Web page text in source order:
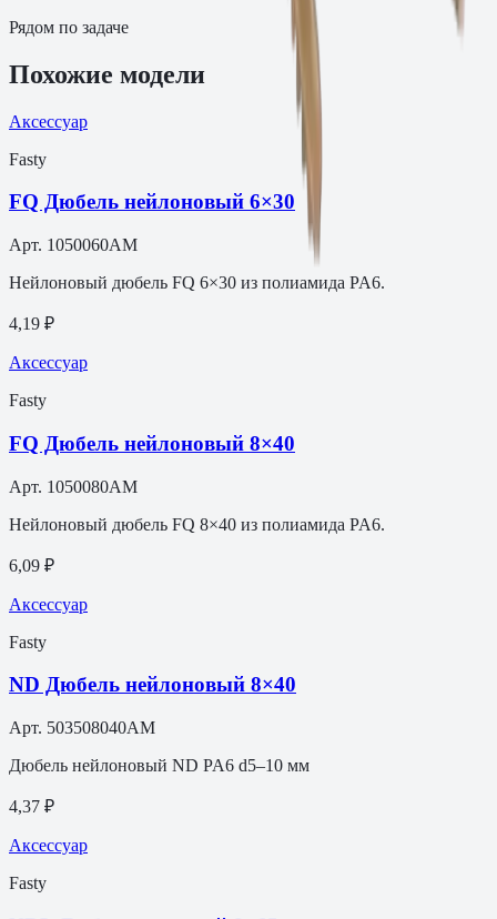
Рядом по задаче
Похожие модели
Аксессуар
Fasty
FQ Дюбель нейлоновый 6×30
Арт. 1050060AM
Нейлоновый дюбель FQ 6×30 из полиамида PA6.
4,19 ₽
Аксессуар
Fasty
FQ Дюбель нейлоновый 8×40
Арт. 1050080AM
Нейлоновый дюбель FQ 8×40 из полиамида PA6.
6,09 ₽
Аксессуар
Fasty
ND Дюбель нейлоновый 8×40
Арт. 503508040AM
Дюбель нейлоновый ND PA6 d5–10 мм
4,37 ₽
Аксессуар
Fasty